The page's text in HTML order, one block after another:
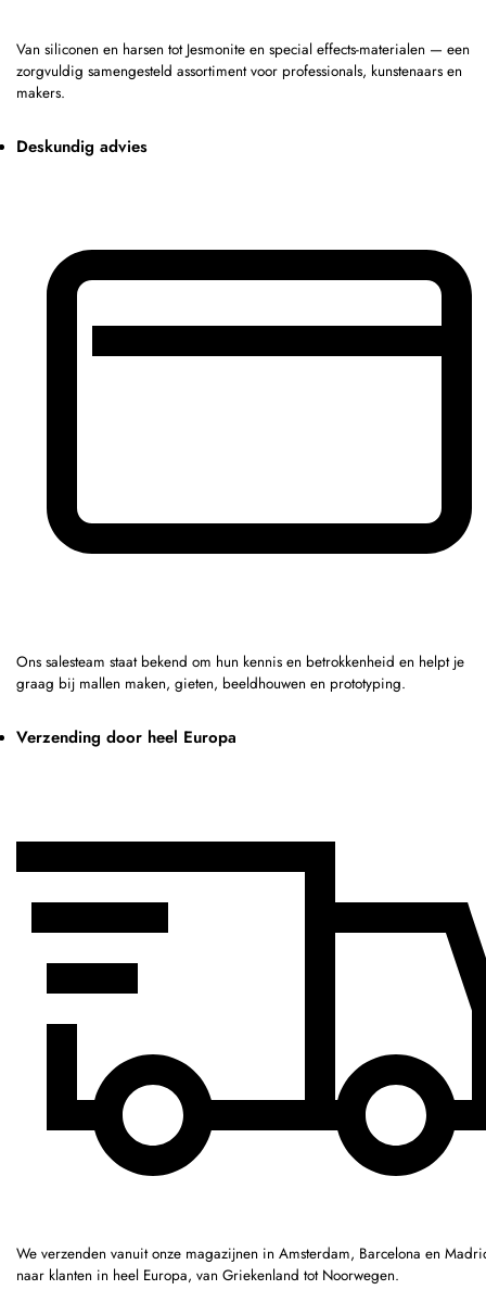
Van siliconen en harsen tot Jesmonite en special effects-materialen — een
zorgvuldig samengesteld assortiment voor professionals, kunstenaars en
makers.
Deskundig advies
Ons salesteam staat bekend om hun kennis en betrokkenheid en helpt je
graag bij mallen maken, gieten, beeldhouwen en prototyping.
Verzending door heel Europa
We verzenden vanuit onze magazijnen in Amsterdam, Barcelona en
naar klanten in heel Europa, van Griekenland tot Noorwegen.